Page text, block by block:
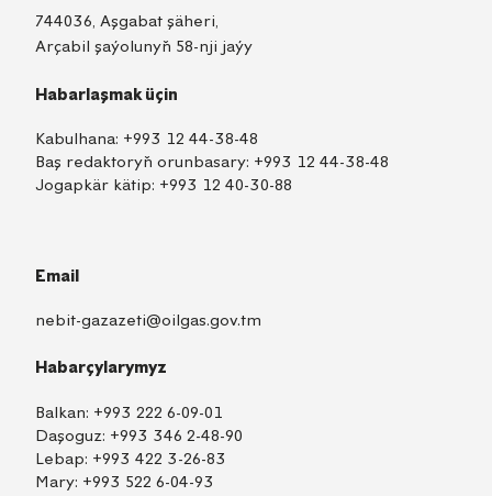
744036, Aşgabat şäheri,
Arçabil şaýolunyň 58-nji jaýy
Habarlaşmak üçin
Kabulhana: +993 12 44-38-48
Baş redaktoryň orunbasary: +993 12 44-38-48
Jogapkär kätip: +993 12 40-30-88
Email
nebit-gazazeti@oilgas.gov.tm
Habarçylarymyz
Balkan: +993 222 6-09-01
Daşoguz: +993 346 2-48-90
Lebap: +993 422 3-26-83
Mary: +993 522 6-04-93